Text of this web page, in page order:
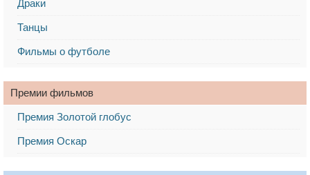
Драки
Танцы
Фильмы о футболе
Премии фильмов
Премия Золотой глобус
Премия Оскар